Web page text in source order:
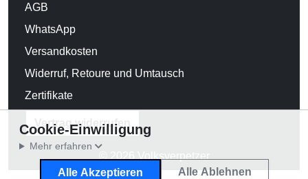
AGB
WhatsApp
Versandkosten
Widerruf, Retoure und Umtausch
Zertifikate
Vertrag widerrufen
© 2026 Volksverpetzer
Cookie-Einwilligung
Mehr erfahren
Alle Akzeptieren Alle Ablehnen